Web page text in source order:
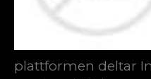
plattformen deltar